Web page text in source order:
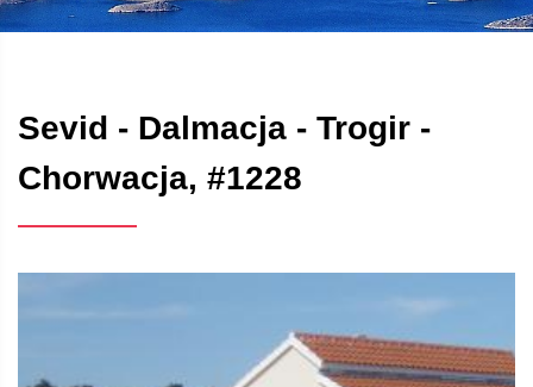
Sevid - Dalmacja - Trogir -
Chorwacja, #1228